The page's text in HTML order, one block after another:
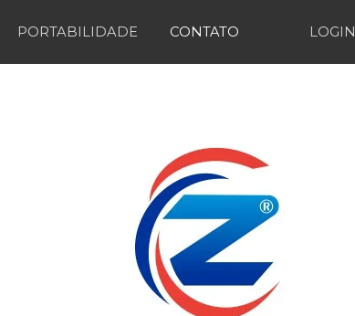
PORTABILIDADE CONTATO LOGIN